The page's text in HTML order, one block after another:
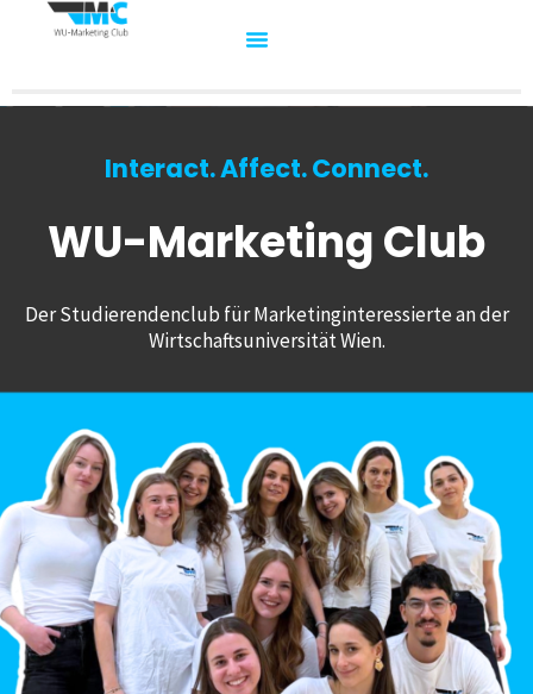
Interact. Affect. Connect.
WU-Marketing Club
Der Studierendenclub für Marketinginteressierte an der
Wirtschaftsuniversität Wien.